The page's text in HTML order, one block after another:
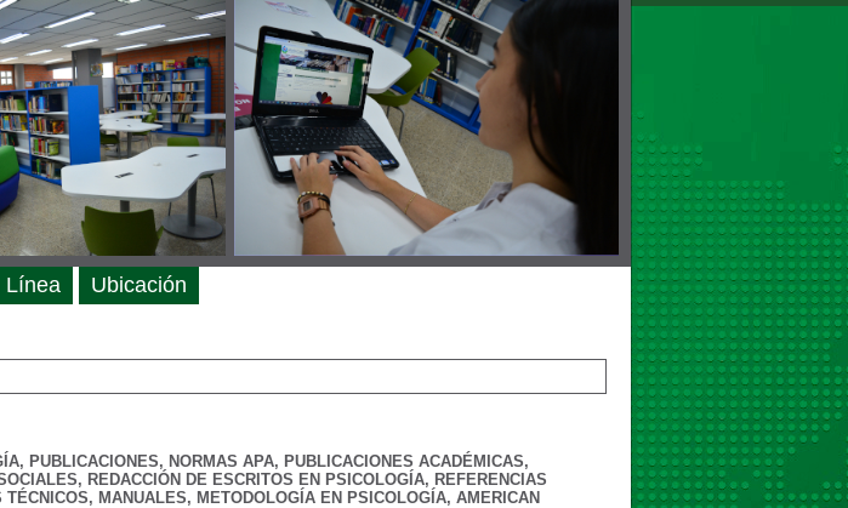
PUBLICACIONES, NORMAS APA, PUBLICACIONES ACADÉMICAS,
REDACCIÓN DE ESCRITOS EN PSICOLOGÍA, REFERENCIAS
MANUALES, METODOLOGÍA EN PSICOLOGÍA, AMERICAN
Línea Ubicación